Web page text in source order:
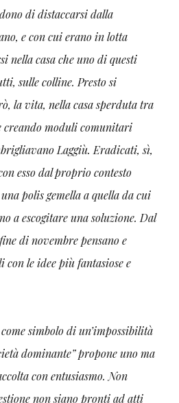
di distaccarsi dalla
e con cui erano in lotta
nella casa che uno di questi
sulle colline. Presto si
la vita, nella casa sperduta tra
creando moduli comunitari
Laggiù. Eradicati, sì,
esso dal proprio contesto
polis gemella a quella da cui
a escogitare una soluzione. Dal
di novembre pensano e
le idee più fantasiose e
simbolo di un’impossibilità
dominante” propone uno ma
con entusiasmo. Non
non siano pronti ad atti